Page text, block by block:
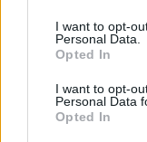
I want to opt-
Personal Data.
Opted In
I want to opt-
Personal Data
Opted In